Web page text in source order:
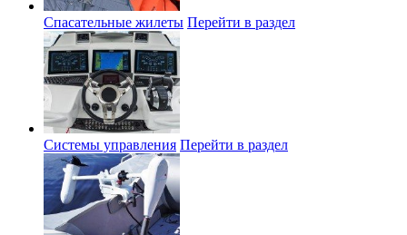
Спасательные жилеты Перейти в раздел
Системы управления Перейти в раздел